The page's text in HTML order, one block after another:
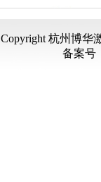
Copyright 杭州博华
备案号